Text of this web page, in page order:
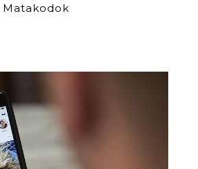
Matakodok